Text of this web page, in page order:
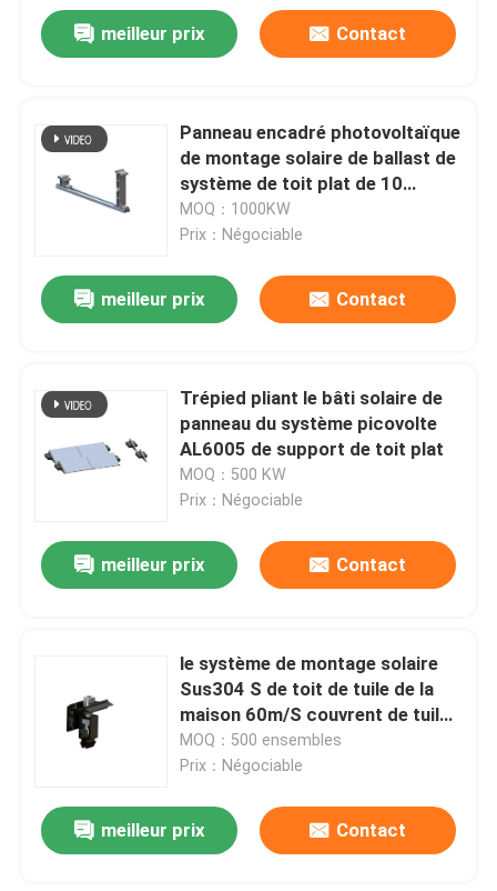
meilleur prix Contact
Panneau encadré photovoltaïque
de montage solaire de ballast de
système de toit plat de 10
degrés
MOQ：1000KW
Prix：Négociable
meilleur prix Contact
Trépied pliant le bâti solaire de
panneau du système picovolte
AL6005 de support de toit plat
MOQ：500 KW
Prix：Négociable
meilleur prix Contact
le système de montage solaire
Sus304 S de toit de tuile de la
maison 60m/S couvrent de tuiles
les bâtis solaires
MOQ：500 ensembles
Prix：Négociable
meilleur prix Contact